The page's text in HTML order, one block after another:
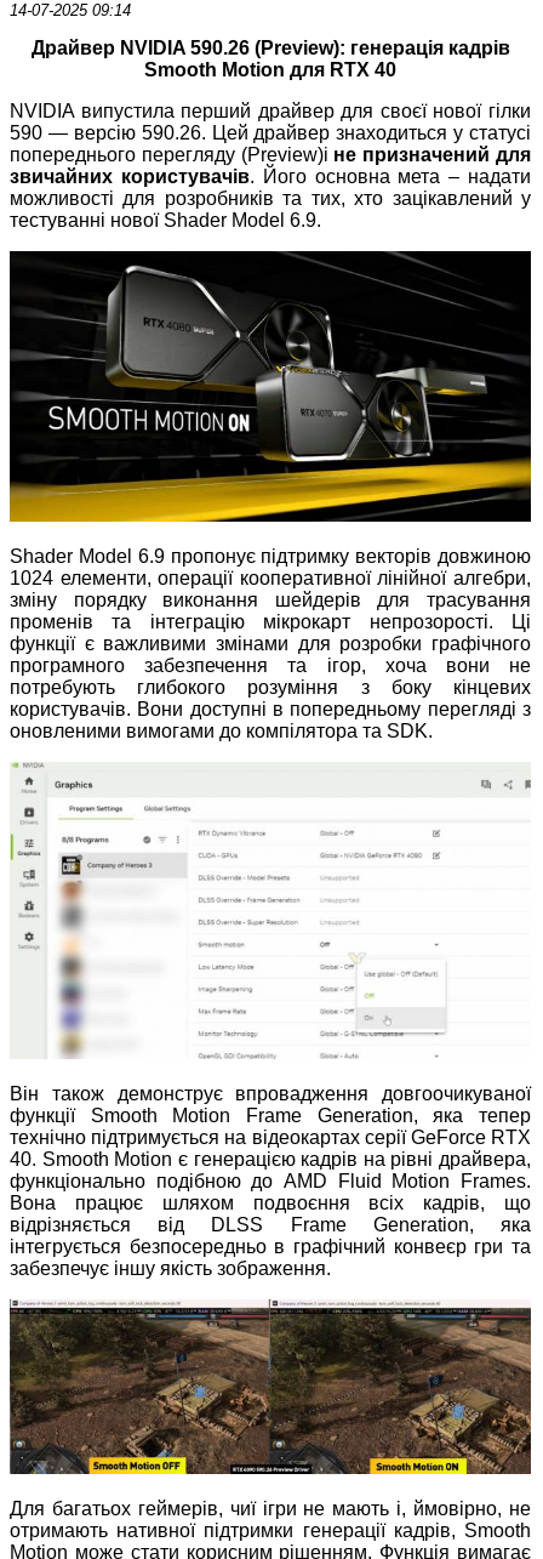
14-07-2025 09:14
Драйвер NVIDIA 590.26 (Preview): генерація кадрів
Smooth Motion для RTX 40
NVIDIA випустила перший драйвер для своєї нової гілки
590 — версію 590.26. Цей драйвер знаходиться у статусі
попереднього перегляду (Preview)і не призначений для
звичайних користувачів. Його основна мета – надати
можливості для розробників та тих, хто зацікавлений у
тестуванні нової Shader Model 6.9.
Shader Model 6.9 пропонує підтримку векторів довжиною
1024 елементи, операції кооперативної лінійної алгебри,
зміну порядку виконання шейдерів для трасування
променів та інтеграцію мікрокарт непрозорості. Ці
функції є важливими змінами для розробки графічного
програмного забезпечення та ігор, хоча вони не
потребують глибокого розуміння з боку кінцевих
користувачів. Вони доступні в попередньому перегляді з
оновленими вимогами до компілятора та SDK.
Він також демонструє впровадження довгоочикуваної
функції Smooth Motion Frame Generation, яка тепер
технічно підтримується на відеокартах серії GeForce RTX
40. Smooth Motion є генерацією кадрів на рівні драйвера,
функціонально подібною до AMD Fluid Motion Frames.
Вона працює шляхом подвоєння всіх кадрів, що
відрізняється від DLSS Frame Generation, яка
інтегрується безпосередньо в графічний конвеєр гри та
забезпечує іншу якість зображення.
Для багатьох геймерів, чиї ігри не мають і, ймовірно, не
отримають нативної підтримки генерації кадрів, Smooth
Motion може стати корисним рішенням. Функція вимагає